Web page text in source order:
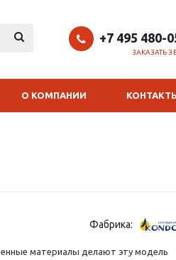
+7 495 480-
ЗАКАЗАТЬ
О КОМПАНИИ
Фабрика:
материалы делают эту модель